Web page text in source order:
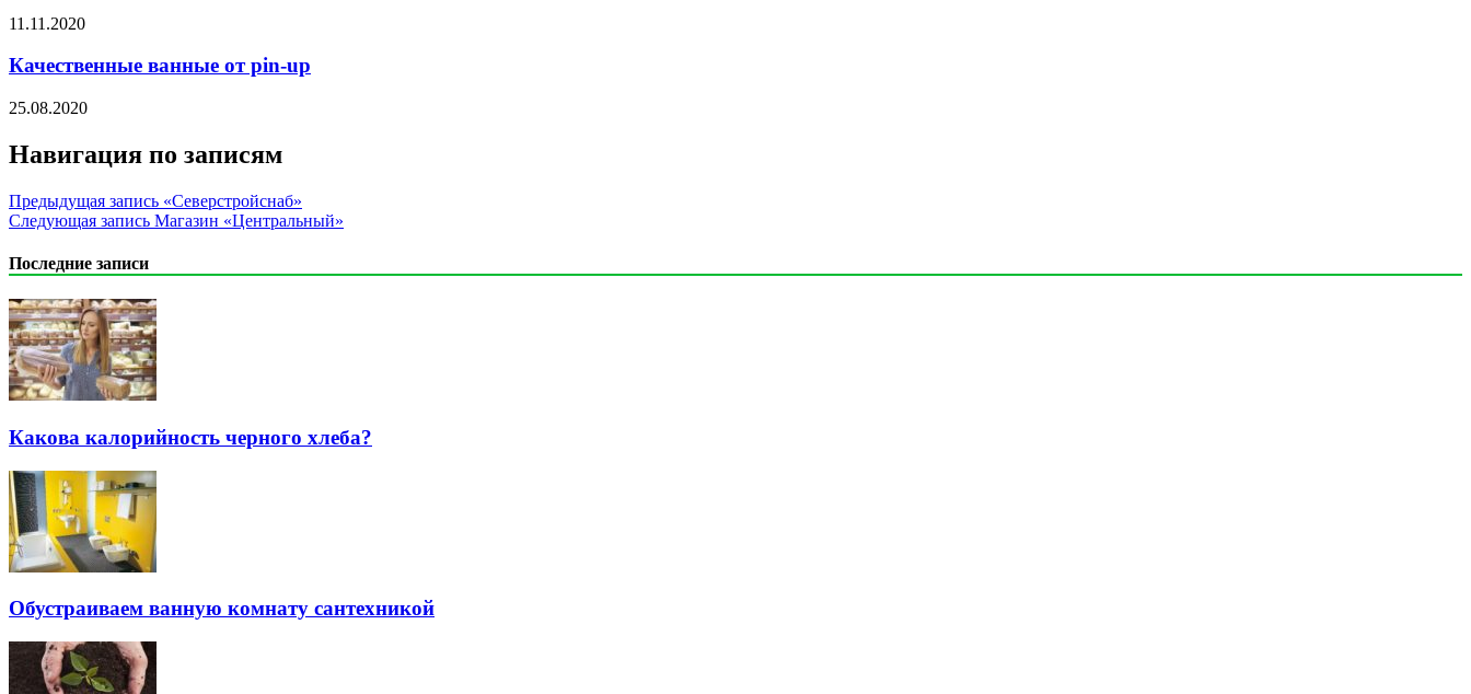
11.11.2020
Качественные ванные от pin-up
25.08.2020
Навигация по записям
Предыдущая запись «Северстройснаб»
Следующая запись Магазин «Центральный»
Последние записи
Какова калорийность черного хлеба?
Обустраиваем ванную комнату сантехникой